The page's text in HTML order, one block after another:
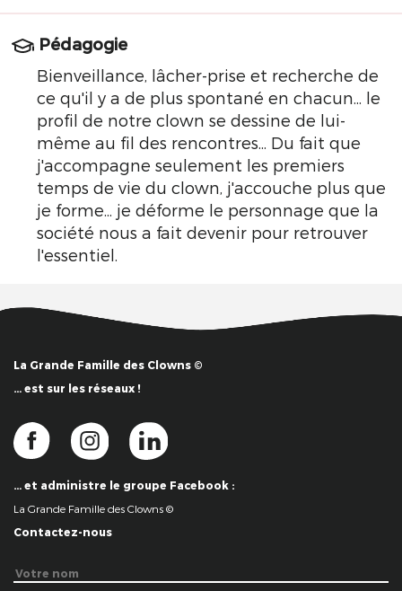
Pédagogie
Bienveillance, lâcher-prise et recherche de
ce qu'il y a de plus spontané en chacun... le
profil de notre clown se dessine de lui-
même au fil des rencontres... Du fait que
j'accompagne seulement les premiers
temps de vie du clown, j'accouche plus que
je forme... je déforme le personnage que la
société nous a fait devenir pour retrouver
l'essentiel.
La Grande Famille des Clowns ©
… est sur les réseaux !
… et administre le groupe Facebook :
La Grande Famille des Clowns ©
Contactez-nous